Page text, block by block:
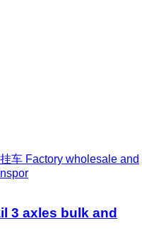
车 Factory wholesale and
3 axles bulk and